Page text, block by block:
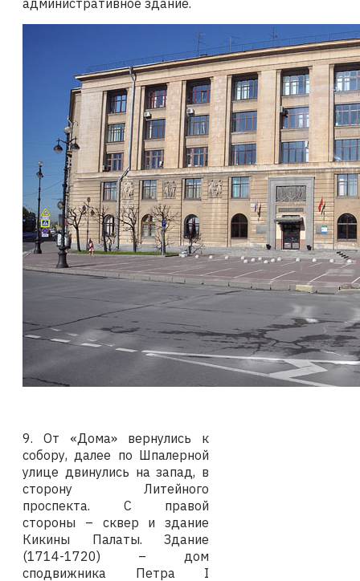
административное здание.
9. От «Дома» вернулись к
собору, далее по Шпалерной
улице двинулись на запад, в
сторону Литейного
проспекта. С правой
стороны – сквер и здание
Кикины Палаты. Здание
(1714-1720) – дом
сподвижника Петра I